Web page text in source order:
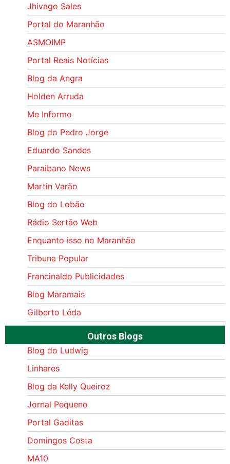
Jhivago Sales
Portal do Maranhão
ASMOIMP
Portal Reais Notí­cias
Blog da Angra
Holden Arruda
Me Informo
Blog do Pedro Jorge
Eduardo Sandes
Paraibano News
Martin Varão
Blog do Lobão
Rádio Sertão Web
Enquanto isso no Maranhão
Tribuna Popular
Francinaldo Publicidades
Blog Maramais
Gilberto Léda
Outros Blogs
Blog do Ludwig
Linhares
Blog da Kelly Queiroz
Jornal Pequeno
Portal Gaditas
Domingos Costa
MA10